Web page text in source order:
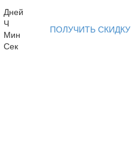
Дней
Ч
Мин
Сек
ПОЛУЧИТЬ СКИДКУ